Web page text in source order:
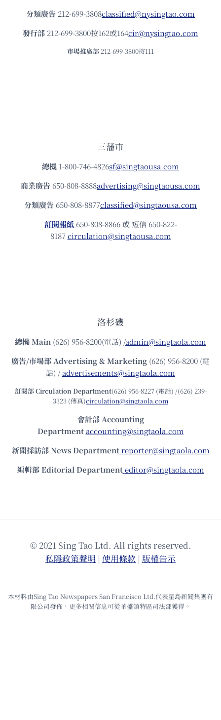
分類廣告 212-699-3808classified@nysingtao.com
發⾏部 212-699-3800按162或164cir@nysingtao.com
市場推廣部 212-699-3800按111
三藩市
總機 1-800-746-4826sf@singtaousa.com
商業廣告 650-808-8888advertising@singtaousa.com
分類廣告 650-808-8877classified@singtaousa.com
訂閱報紙 650-808-8866 或 短信 650-822-
8187circulation@singtaousa.com
洛杉磯
總機Main (626) 956-8200(電話) /admin@singtaola.com
廣告/市場部Advertising & Marketing (626) 956-8200 (電
話) /advertisements@singtaola.com
訂閱部 Circulation Department(626) 956-8227 (電話) /(626) 239-
3323 (傳真)circulation@singtaola.com
會計部 Accounting
Department accounting@singtaola.com
新聞採訪部 News Department reporter@singtaola.com
編輯部 Editorial Department editor@singtaola.com
© 2021 Sing Tao Ltd. All rights reserved.
私隱政策聲明 | 使⽤條款 | 版權告⽰
本材料由Sing Tao Newspapers San Francisco Ltd.代表星島新聞集團有
限公司發佈，更多相關信息可從華盛頓特區司法部獲得。